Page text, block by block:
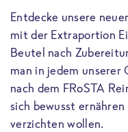
Entdecke unsere
mit der Extraportion
Beutel nach
man in jedem unserer
nach dem FRoSTA
sich bewusst
verzichten wollen.